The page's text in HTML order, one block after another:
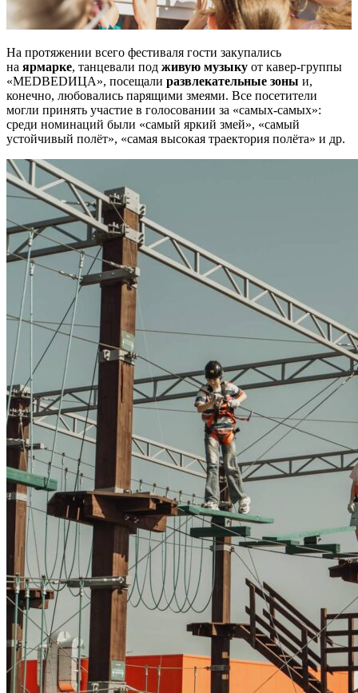
На протяжении всего фестиваля гости закупались
на ярмарке, танцевали под живую музыку от кавер-группы
«МЕDВЕDИЦА», посещали развлекательные зоны и,
конечно, любовались парящими змеями. Все посетители
могли принять участие в голосовании за «самых-самых»:
среди номинаций были «самый яркий змей», «самый
устойчивый полёт», «самая высокая траектория полёта» и др.